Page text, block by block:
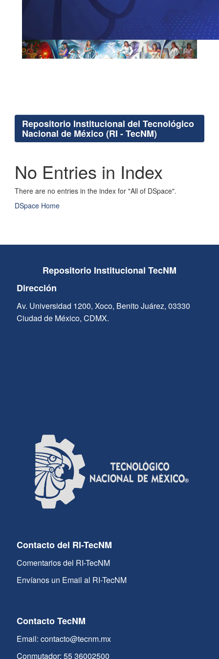
Repositorio Institucional del Tecnológico
Nacional de México (RI - TecNM)
No Entries in Index
There are no entries in the index for "All of DSpace".
DSpace Home
Repositorio Institucional TecNM
Dirección
Av. Universidad 1200, Xoco, Benito Juárez, 03330
Ciudad de México, CDMX.
Contacto del RI-TecNM
Comentarios del RI-TecNM
Envíanos un Email al RI-TecNM
Contacto TecNM
Email: contacto@tecnm.mx
Conmutador: 55 36002500